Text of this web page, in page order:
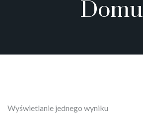
Domu
Wyświetlanie jednego wyniku